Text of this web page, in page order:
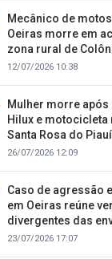
Mecânico de
Oeiras morre em
zona rural de
12/07/2026 10:38
Mulher morre
Hilux e motocicleta
Santa Rosa do Piauí
26/07/2026 12:09
Caso de agressão
em Oeiras reúne
divergentes das
23/07/2026 17:07